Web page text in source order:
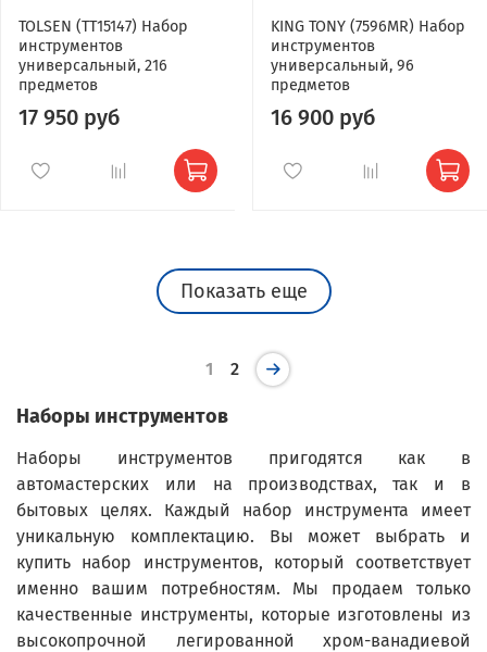
TOLSEN (TT15147) Набор
инструментов
универсальный, 216
предметов
17 950 руб
KING TONY (7596MR) Набор
инструментов
универсальный, 96
предметов
16 900 руб
Показать еще
1 2
Наборы инструментов
Наборы инструментов пригодятся как в
автомастерских или на производствах, так и в
бытовых целях. Каждый набор инструмента имеет
уникальную комплектацию. Вы может выбрать и
купить набор инструментов, который соответствует
именно вашим потребностям. Мы продаем только
качественные инструменты, которые изготовлены из
высокопрочной легированной хром-ванадиевой